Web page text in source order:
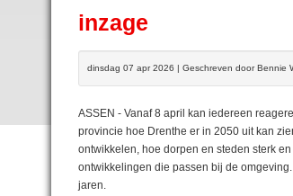
inzage
dinsdag 07 apr 2026 | Geschreven door Bennie
ASSEN - Vanaf 8 april kan iedereen
provincie hoe Drenthe er in 2050 uit kan
ontwikkelen, hoe dorpen en steden sterk
ontwikkelingen die passen bij de
jaren.